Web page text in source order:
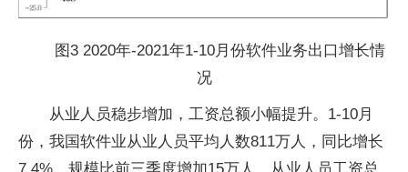
图3 2020年-2021年1-10月份软件业务出口增长情
况
从业人员稳步增加，工资总额小幅提升。1-10月
份，我国软件业从业人员平均人数811万人，同比增长